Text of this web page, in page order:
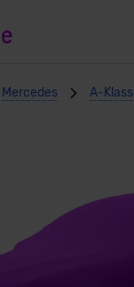
Mercedes A-